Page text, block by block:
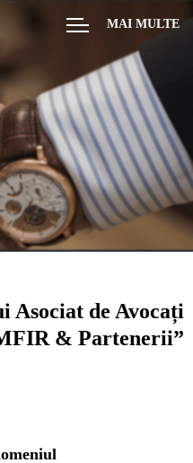
MAI MULTE
Asociat de Avocați
& Partenerii”